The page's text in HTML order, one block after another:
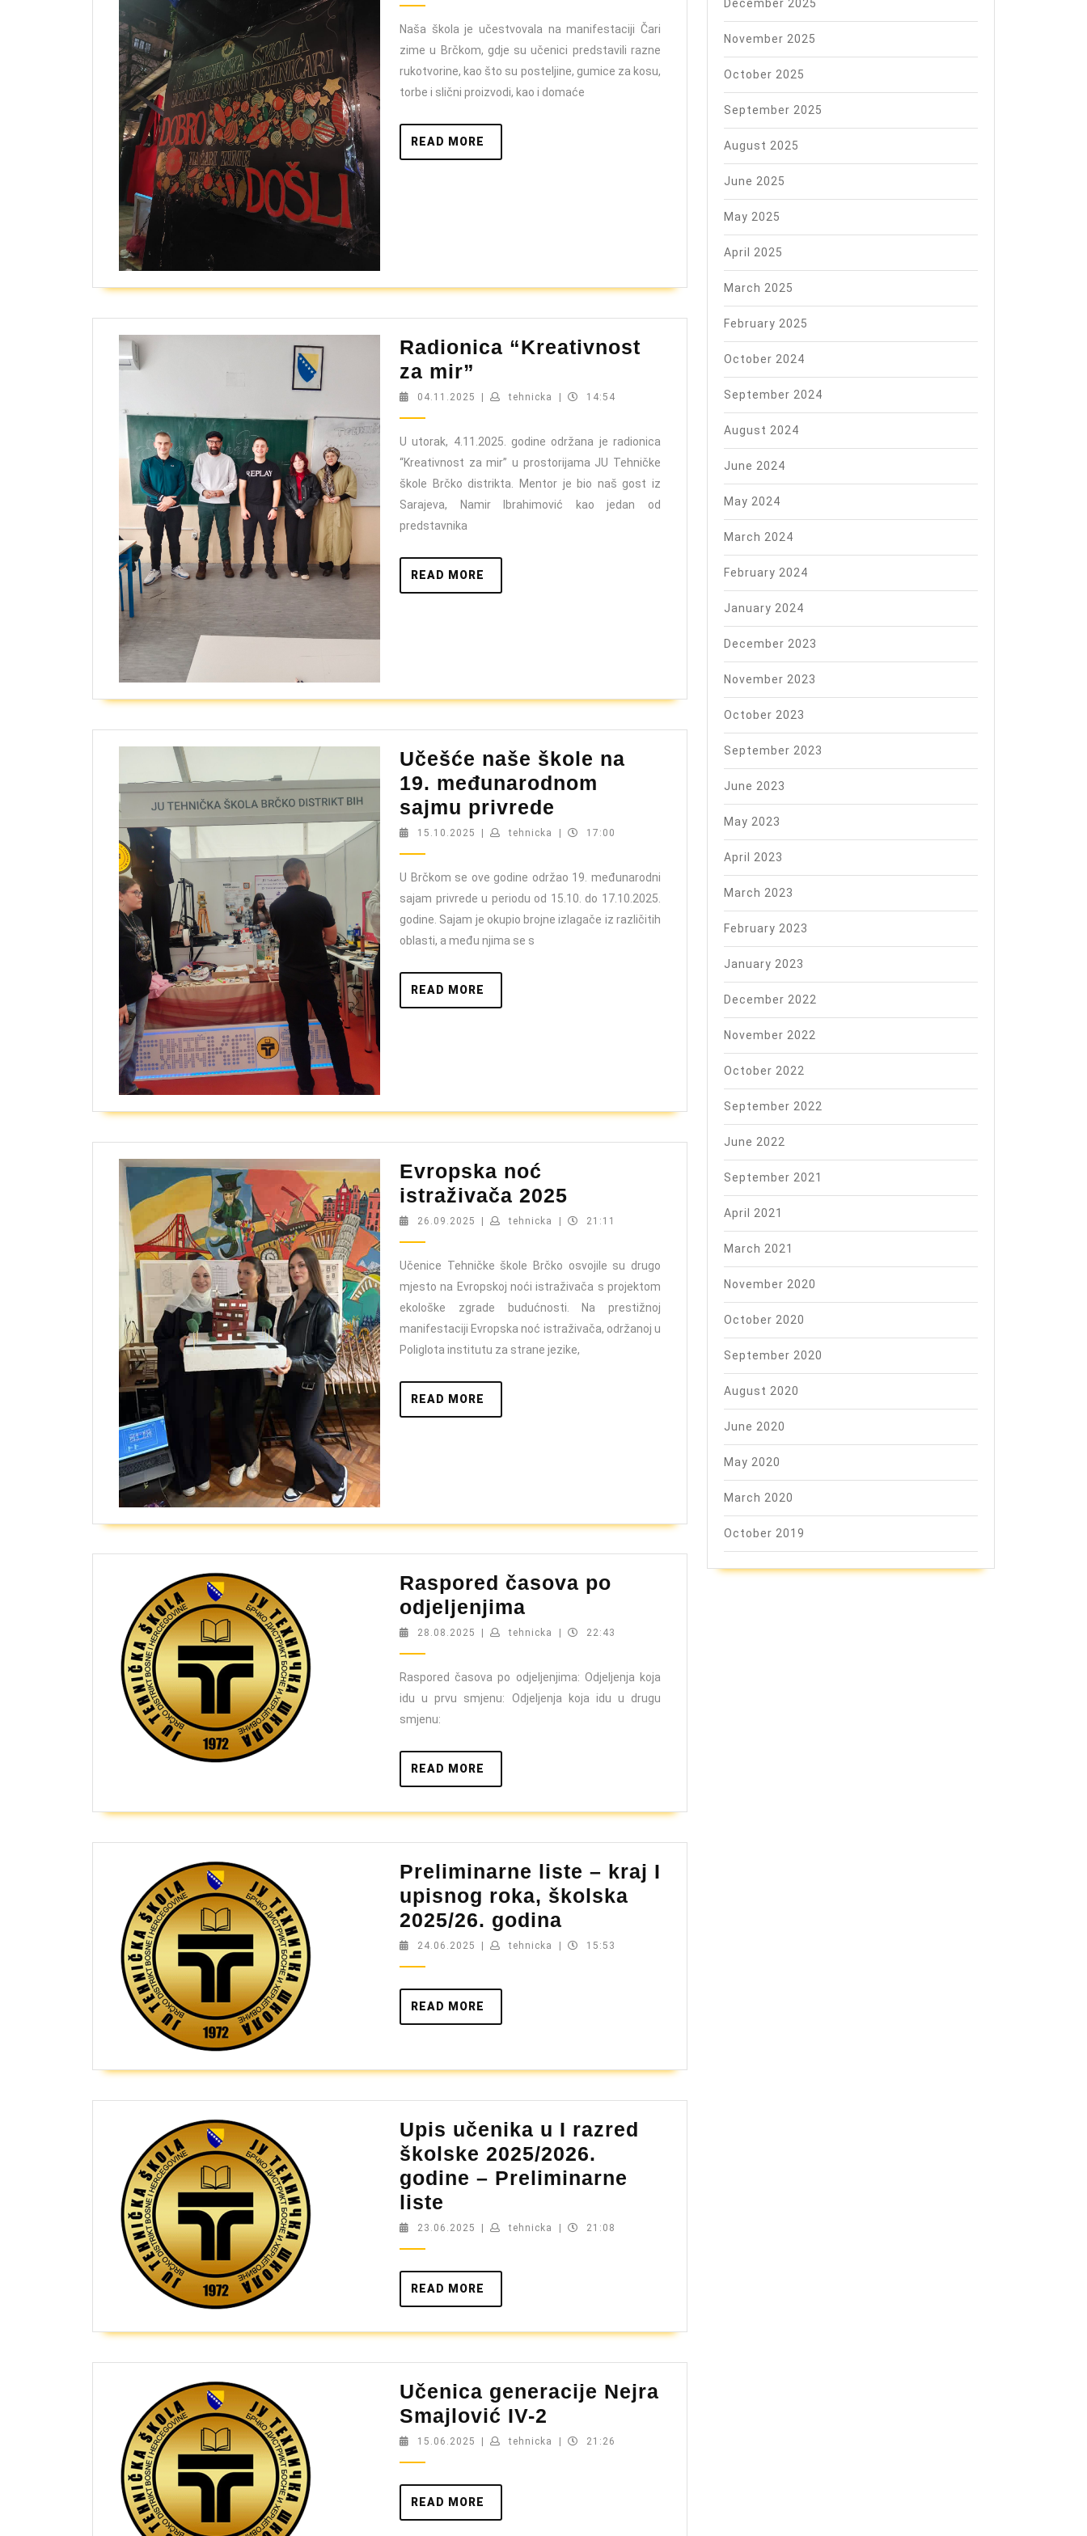
manifestaciji
Čari
zime
u
Naša škola je učestvovala na manifestaciji Čari
zime u Brčkom, gdje su učenici predstavili razne
rukotvorine, kao što su posteljine, gumice za kosu,
torbe i slični proizvodi, kao i domaće
READ MORE
MORE
Radionica “Kreativnost
za mir”
“Kreativnost
mir”
04.11.2025 04.11.2025
| tehnicka tehnicka
| 14:54
U utorak, 4.11.2025. godine održana je radionica
“Kreativnost za mir” u prostorijama JU Tehničke
škole Brčko distrikta. Mentor je bio naš gost iz
Sarajeva, Namir Ibrahimović kao jedan od
predstavnika
READ MORE
MORE
Učešće naše škole na
19. međunarodnom
sajmu privrede
naše
na
19.
međunarodnom
15.10.2025 15.10.2025
tehnicka tehnicka17:00
U Brčkom se ove godine održao 19. međunarodni
sajam privrede u periodu od 15.10. do 17.10.2025.
godine. Sajam je okupio brojne izlagače iz različitih
oblasti, a među njima se s
READ MORE
MORE
Evropska noć
istraživača 2025
noć
2025
26.09.2025 26.09.2025
| tehnicka tehnicka
| 21:11
Učenice Tehničke škole Brčko osvojile su drugo
mjesto na Evropskoj noći istraživača s projektom
ekološke zgrade budućnosti. Na prestižnoj
manifestaciji Evropska noć istraživača, održanoj u
Poliglota institutu za strane jezike,
READ MORE
MORE
Raspored časova po
odjeljenjima
časova
odjeljenjima
28.08.2025 28.08.2025
tehnicka tehnicka22:43
Raspored časova po odjeljenjima: Odjeljenja koja
idu u prvu smjenu: Odjeljenja koja idu u drugu
smjenu:
READ MORE
MORE
Preliminarne liste – kraj I
upisnog roka, školska
2025/26. godina
liste
roka,
godina
24.06.2025 24.06.2025
tehnicka tehnicka15:53
READ MORE
MORE
Upis učenika u I razred
školske 2025/2026.
godine – Preliminarne
liste
učenika
I
razred
–
Preliminarne
liste
23.06.2025 23.06.2025
tehnicka tehnicka21:08
READ MORE
MORE
Učenica generacije Nejra
Smajlović IV-2
generacije
15.06.2025 15.06.2025
| tehnicka tehnicka
| 21:26
READ MORE
MORE
December 2025
November 2025
October 2025
September 2025
August 2025
June 2025
May 2025
April 2025
March 2025
February 2025
October 2024
September 2024
August 2024
June 2024
May 2024
March 2024
February 2024
January 2024
December 2023
November 2023
October 2023
September 2023
June 2023
May 2023
April 2023
March 2023
February 2023
January 2023
December 2022
November 2022
October 2022
September 2022
June 2022
September 2021
April 2021
March 2021
November 2020
October 2020
September 2020
August 2020
June 2020
May 2020
March 2020
October 2019